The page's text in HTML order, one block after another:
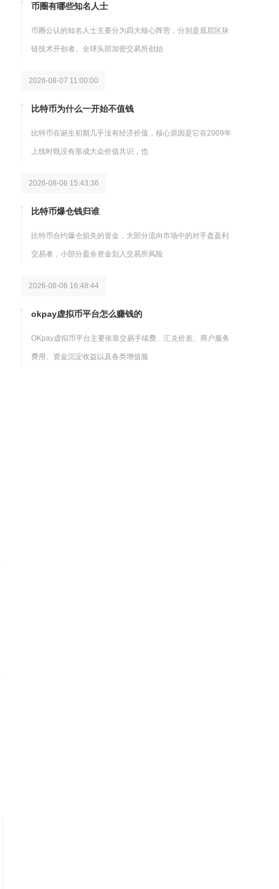
币圈有哪些知名人士
币圈公认的知名人士主要分为四大核心阵营，分别是底层区块
链技术开创者、全球头部加密交易所创始
2026-08-07 11:00:00
比特币为什么一开始不值钱
比特币在诞生初期几乎没有经济价值，核心原因是它在2009年
上线时既没有形成大众价值共识，也
2026-08-06 15:43:36
比特币爆仓钱归谁
比特币合约爆仓损失的资金，大部分流向市场中的对手盘盈利
交易者，小部分盈余资金划入交易所风险
2026-08-06 16:48:44
okpay虚拟币平台怎么赚钱的
OKpay虚拟币平台主要依靠交易手续费、汇兑价差、商户服务
费用、资金沉淀收益以及各类增值服